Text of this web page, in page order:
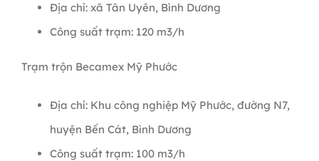
Địa chỉ: xã Tân Uyên, Bình Dương
Công suất trạm: 120 m3/h
Trạm trộn Becamex Mỹ Phước
Địa chỉ: Khu công nghiệp Mỹ Phước, đường N7,
huyện Bến Cát, Bình Dương
Công suất trạm: 100 m3/h